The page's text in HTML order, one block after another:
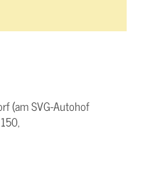
(am SVG-Autohof